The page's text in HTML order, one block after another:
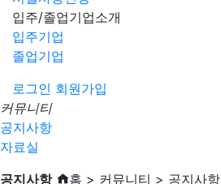
입주/졸업기업소개
입주기업
졸업기업
로그인 회원가입
커뮤니티
공지사항
자료실
공지사항
홈 > 커뮤니티 > 공지사항